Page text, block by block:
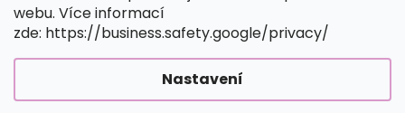
webu. Více informací
zde: https://business.safety.google/privacy/
Nastavení
BEZPEČNÉ MOŽNOSTI PLATBY